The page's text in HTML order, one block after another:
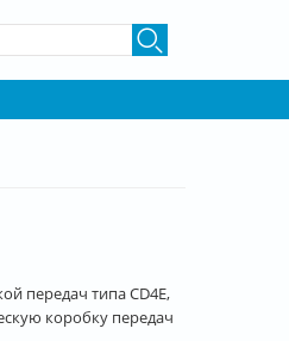
передач типа CD4E,
коробку передач